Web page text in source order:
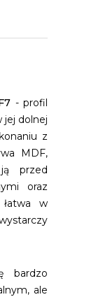
- profil
jej dolnej
z
MDF,
przed
oraz
w
bardzo
ale